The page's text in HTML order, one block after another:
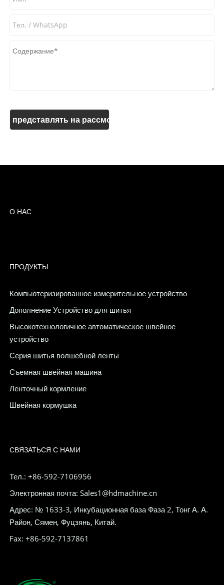
О НАС
ПРОДУКТЫ
Компьютеризированное измерительное устройство
Дополнение Устройство для шитья
Высокотехнологичное автоматическое швейное
устройство
Серия шитья волшебной ленты
Съемная швейная машина
Ленточный кормление
Швейная кормушка
СВЯЗАТЬСЯ С НАМИ
Тел.: +86-592-7106956
Электронная почта: Sales1@hdmachine.cn
Адрес: № 1633-3, Инкубационная база Фаза 2, Тонг А. А.
Район, Сямен, Фуцзянь, Китай.
Fax: +86-592-7137861